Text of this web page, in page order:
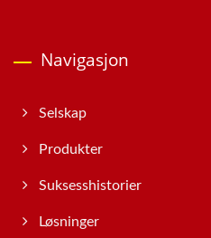
Navigasjon
Selskap
Produkter
Suksesshistorier
Løsninger